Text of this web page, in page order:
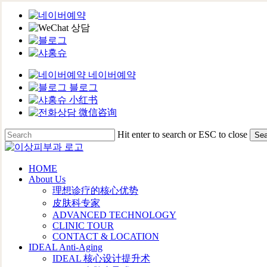
네이버예약
블로그
小红书
微信咨询
Skip
to
main
content
Hit enter to search or ESC to close
Close
Menu
HOME
About Us
理想诊疗的核心优势
皮肤科专家
ADVANCED TECHNOLOGY
CLINIC TOUR
CONTACT & LOCATION
IDEAL Anti-Aging
IDEAL 核心设计提升术